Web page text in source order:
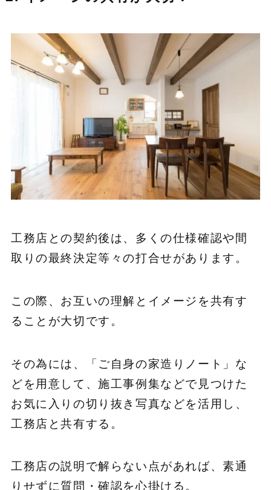
工務店との契約後は、多くの仕様確認や間
取りの最終決定等々の打合せがあります。
この際、お互いの理解とイメージを共有す
ることが大切です。
その為には、「ご自身の家造りノート」な
どを用意して、施工事例集などで見つけた
お気に入りの切り抜き写真などを活用し、
工務店と共有する。
工務店の説明で解らない点があれば、素通
りせずに質問・確認を心掛ける。